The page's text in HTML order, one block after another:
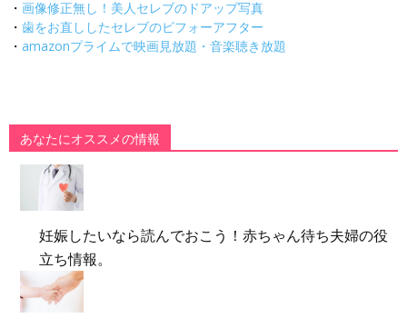
・ 画像修正無し！美人セレブのドアップ写真
・ 歯をお直ししたセレブのビフォーアフター
・ amazonプライムで映画見放題・音楽聴き放題
あなたにオススメの情報
妊娠したいなら読んでおこう！赤ちゃん待ち夫婦の役
立ち情報。